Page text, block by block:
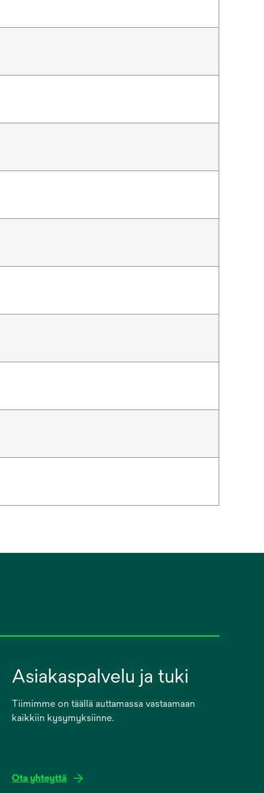
Asiakaspalvelu ja tuki
Tiimimme on täällä auttamassa vastaamaan
kaikkiin kysymyksiinne.
Ota yhteyttä